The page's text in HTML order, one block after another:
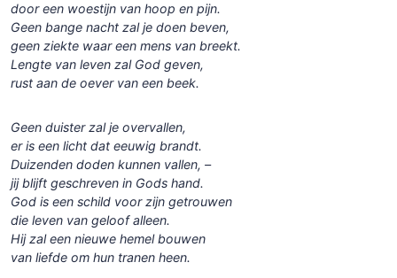
door een woestijn van hoop en pijn.
Geen bange nacht zal je doen beven,
geen ziekte waar een mens van breekt.
Lengte van leven zal God geven,
rust aan de oever van een beek.
Geen duister zal je overvallen,
er is een licht dat eeuwig brandt.
Duizenden doden kunnen vallen, –
jij blijft geschreven in Gods hand.
God is een schild voor zijn getrouwen
die leven van geloof alleen.
Hij zal een nieuwe hemel bouwen
van liefde om hun tranen heen.